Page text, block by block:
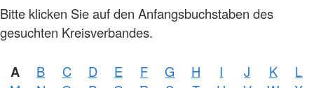
Bitte klicken Sie auf den Anfangsbuchstaben des
gesuchten Kreisverbandes.
A B C D E F G H I J K
L